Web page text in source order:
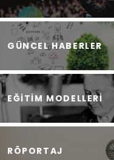
GÜNCEL HABERLER
EĞITIM MODELLERI
RÖPORTAJ